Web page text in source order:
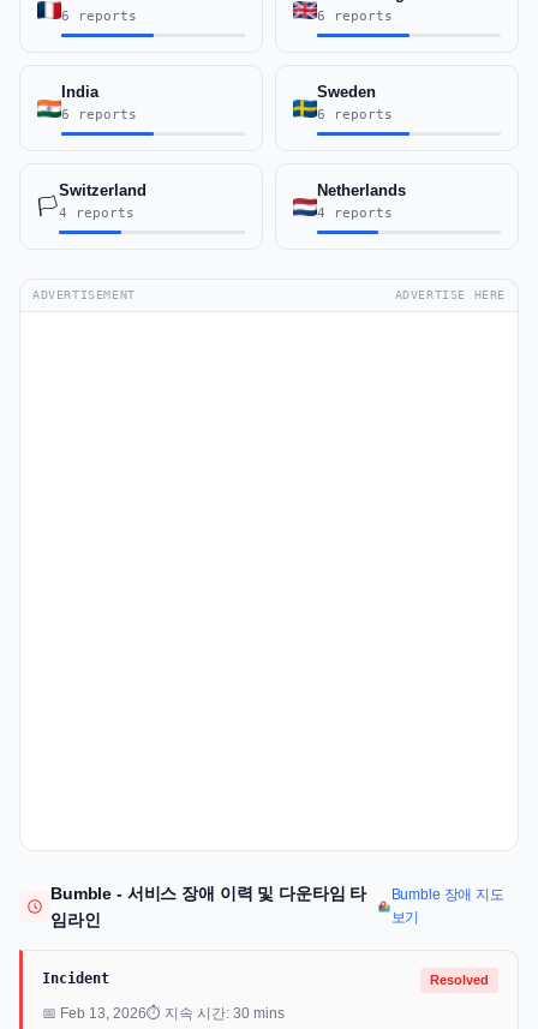
6 reports 6 reports
India
6 reports
Sweden
6 reports
🏳️
Switzerland
4 reports
Netherlands
4 reports
ADVERTISEMENT ADVERTISE HERE
Bumble - 서비스 장애 이력 및 다운타임 타
임라인
Bumble 장애 지도
보기
Incident Resolved
📅 Feb 13, 2026⏱ 지속 시간: 30 mins